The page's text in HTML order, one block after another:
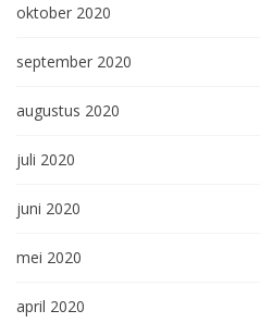
oktober 2020
september 2020
augustus 2020
juli 2020
juni 2020
mei 2020
april 2020